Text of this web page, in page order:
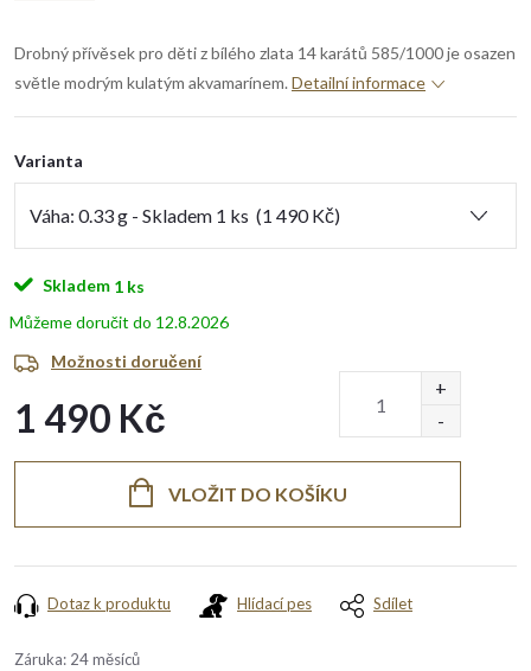
Drobný přívěsek pro děti z bílého zlata 14 karátů 585/1000 je osazen
světle modrým kulatým akvamarínem. Detailní informace
Varianta
Skladem 1 ks
12.8.2026
Možnosti doručení
1 490 Kč
VLOŽIT DO KOŠÍKU
Dotaz k produktu Hlídací pes Sdílet
Záruka: 24 měsíců